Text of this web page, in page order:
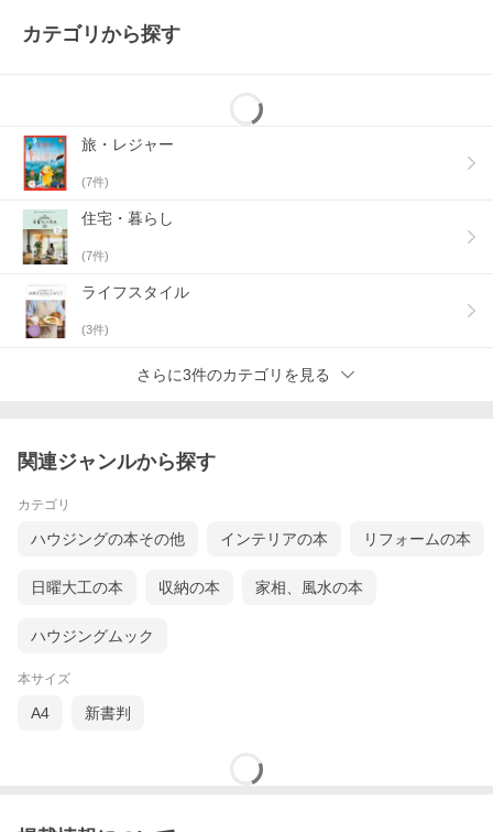
カテゴリから探す
旅・レジャー
(7件)
住宅・暮らし
(7件)
ライフスタイル
(3件)
さらに3件のカテゴリを見る
関連ジャンルから探す
カテゴリ
ハウジングの本その他 インテリアの本 リフォームの本
日曜大工の本 収納の本 家相、風水の本
ハウジングムック
本サイズ
A4 新書判